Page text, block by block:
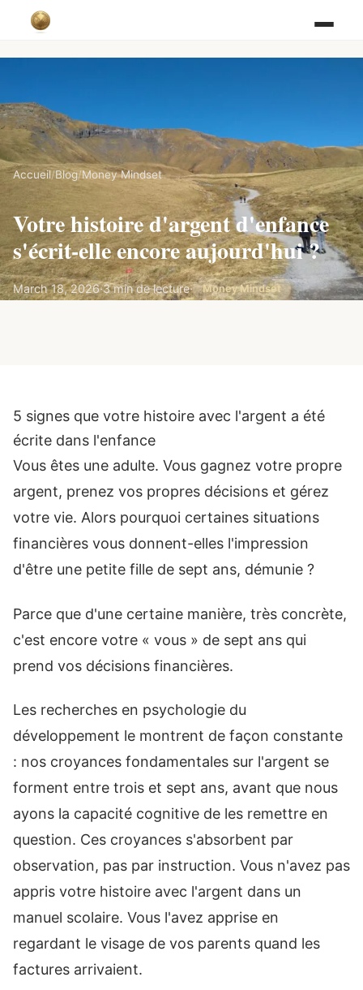
Accueil/Blog/Money Mindset
Votre histoire d'argent d'enfance
s'écrit-elle encore aujourd'hui ?
March 18, 2026·3 min de lecture· Money Mindset
5 signes que votre histoire avec l'argent a été
écrite dans l'enfance
Vous êtes une adulte. Vous gagnez votre propre
argent, prenez vos propres décisions et gérez
votre vie. Alors pourquoi certaines situations
financières vous donnent-elles l'impression
d'être une petite fille de sept ans, démunie ?
Parce que d'une certaine manière, très concrète,
c'est encore votre « vous » de sept ans qui
prend vos décisions financières.
Les recherches en psychologie du
développement le montrent de façon constante
: nos croyances fondamentales sur l'argent se
forment entre trois et sept ans, avant que nous
ayons la capacité cognitive de les remettre en
question. Ces croyances s'absorbent par
observation, pas par instruction. Vous n'avez pas
appris votre histoire avec l'argent dans un
manuel scolaire. Vous l'avez apprise en
regardant le visage de vos parents quand les
factures arrivaient.